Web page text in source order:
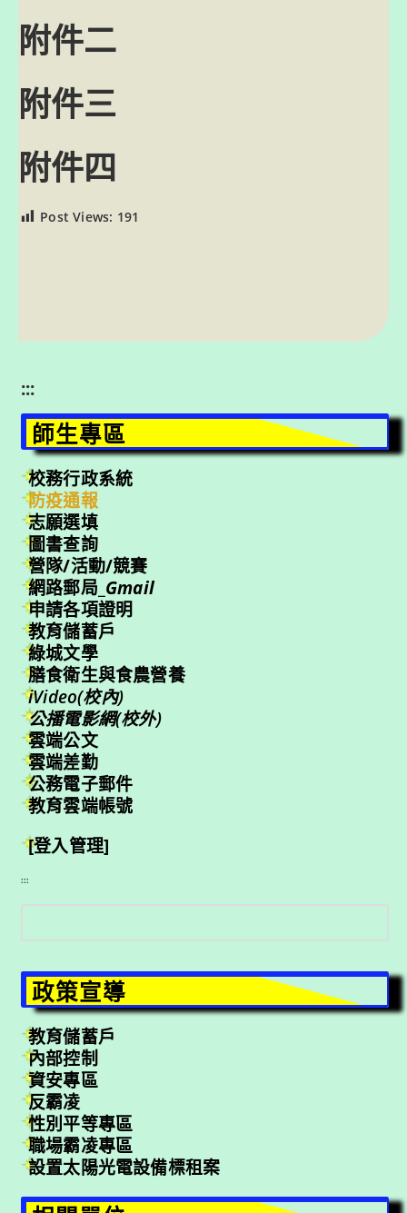
附件二
附件三
附件四
Post Views: 191
:::
師生專區
校務行政系統
防疫通報
志願選填
圖書查詢
營隊/活動/競賽
網路郵局_ Gmail
申請各項證明
教育儲蓄戶
綠城文學
膳食衛生與食農營養
iVideo(校內)
公播電影網(校外)
雲端公文
雲端差勤
公務電子郵件
教育雲端帳號
[登入管理]
:::
搜
尋
政策宣導
教育儲蓄戶
內部控制
資安專區
反霸凌
性別平等專區
職場霸凌專區
設置太陽光電設備標租案